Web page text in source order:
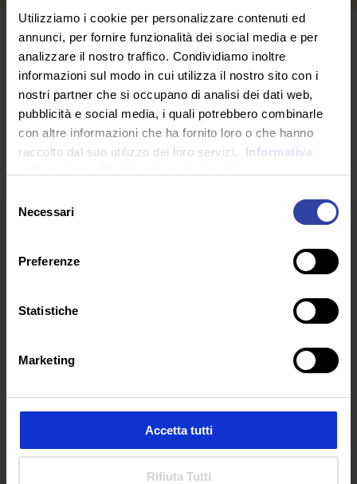
Utilizziamo i cookie per personalizzare contenuti ed
annunci, per fornire funzionalità dei social media e per
analizzare il nostro traffico. Condividiamo inoltre
informazioni sul modo in cui utilizza il nostro sito con i
nostri partner che si occupano di analisi dei dati web,
pubblicità e social media, i quali potrebbero combinarle
con altre informazioni che ha fornito loro o che hanno
raccolto dal suo utilizzo dei loro servizi.
Informativa
delNecessari
Preferenze
Statistiche
Marketing
Accetta tutti
Rifiuta Tutti
RICHIEDI INFORMAZIONI
SEGUICI SU
ARTICOLI RECENTI